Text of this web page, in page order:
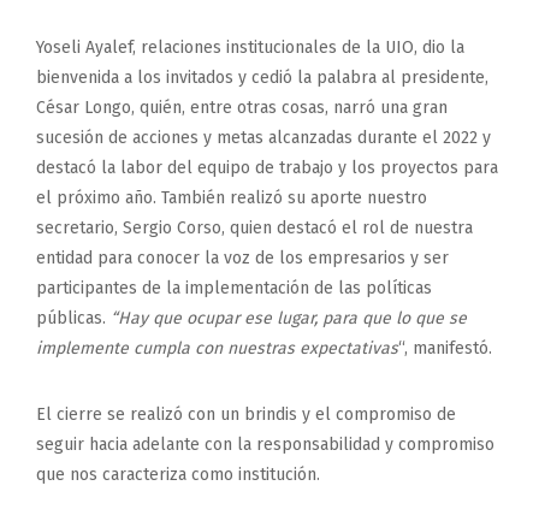
Yoseli Ayalef, relaciones institucionales de la UIO, dio la
bienvenida a los invitados y cedió la palabra al presidente,
César Longo, quién, entre otras cosas, narró una gran
sucesión de acciones y metas alcanzadas durante el 2022 y
destacó la labor del equipo de trabajo y los proyectos para
el próximo año. También realizó su aporte nuestro
secretario, Sergio Corso, quien destacó el rol de nuestra
entidad para conocer la voz de los empresarios y ser
participantes de la implementación de las políticas
públicas. “Hay que ocupar ese lugar, para que lo que se
implemente cumpla con nuestras expectativas“, manifestó.
El cierre se realizó con un brindis y el compromiso de
seguir hacia adelante con la responsabilidad y compromiso
que nos caracteriza como institución.